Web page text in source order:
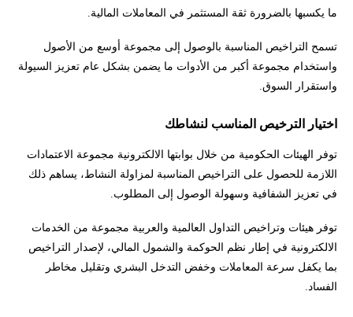
ما يكسبها بالضرورة ثقة المستثمر في المعاملات المالية.
تسمح التراخيص المناسبة بالوصول إلى مجموعة أوسع من الأصول
واستخدام مجموعة أكبر من الأدوات ما يضمن بشكل عام تعزيز السيولة
واستقرار السوق.
اختيار الترخيص المناسب لنشاطك
توفر الهيئات الحكومية من خلال بوابتها الالكترونية مجموعة الاعتمادات
اللازمة للحصول على التراخيص المناسبة لمزاولة النشاط، يساهم ذلك
في تعزيز الشفافية وسهولة الوصول إلى المطلوب.
توفر هيئات وتراخيص التداول العالمية والعربية مجموعة من الخدمات
الالكترونية في إطار نظم الحوكمة والشمول المالي، لإصدار التراخيص
بما يكفل سرعة المعاملات وخفض التدخل البشري وتقليل مخاطر
الفساد.